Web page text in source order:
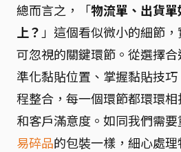
總而言之，「物流單、出貨
上？ 」這個看似微小的細節
可忽視的關鍵環節。從選擇
準化黏貼位置、掌握黏貼技
程整合，每一個環節都環環
和客戶滿意度。如同我們需
易碎品的包裝一樣，細心處